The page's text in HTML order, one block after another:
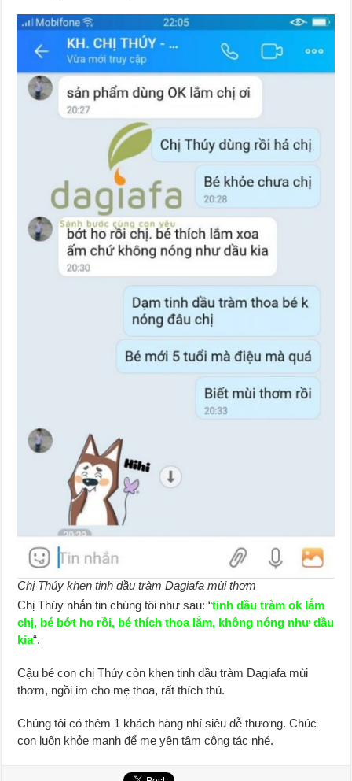
Chị Thúy khen tinh dầu tràm Dagiafa mùi thơm
Chị Thúy nhắn tin chúng tôi như sau: “tinh dầu tràm ok lắm
chị, bé bớt ho rồi, bé thích thoa lắm, không nóng như dầu
kia“.
Cậu bé con chị Thúy còn khen tinh dầu tràm Dagiafa mùi
thơm, ngồi im cho mẹ thoa, rất thích thú.
Chúng tôi có thêm 1 khách hàng nhí siêu dễ thương. Chúc
con luôn khỏe mạnh để mẹ yên tâm công tác nhé.